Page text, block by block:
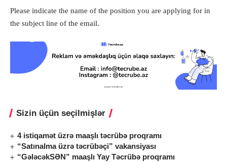
Please indicate the name of the position you are applying for in
the subject line of the email.
Sizin üçün seçilmişlər
4 istiqamət üzrə maaşlı təcrübə proqramı
“Satınalma üzrə təcrübəçi” vakansiyası
“GələcəkSƏN” maaşlı Yay Təcrübə proqramı